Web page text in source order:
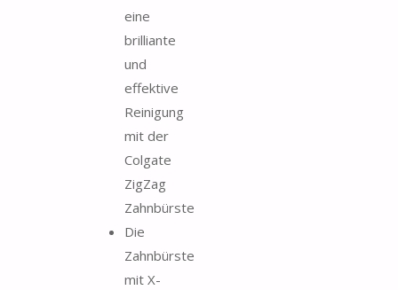
eine
brilliante
und
effektive
Reinigung
mit der
Colgate
ZigZag
Zahnbürste
Die
Zahnbürste
mit X-